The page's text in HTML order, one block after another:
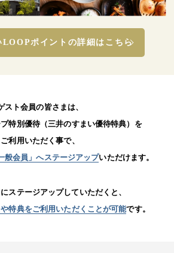
LOOPポイントの詳細はこちら
スト会員の皆さまは、
特別優待（三井のすまい優待特典）を
ご利用いただく事で、
般会員」へステージアップいただけます。
にステージアップしていただくと、
特典をご利用いただくことが可能です。